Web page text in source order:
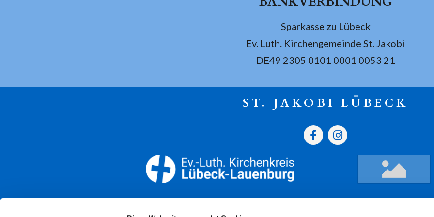
Sparkasse zu Lübeck
Ev. Luth. Kirchengemeinde St. Jakobi
DE49 2305 0101 0001 0053 21
ST. JAKOBI LÜBECK
Öffnungszeiten